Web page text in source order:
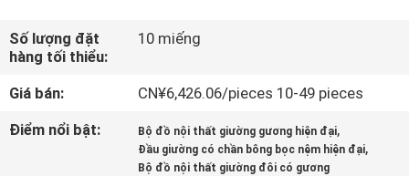
HƯỚNG
DẪN
VR
Số lượng đặt
hàng tối thiểu:
10 miếng
Giá bán:
CN¥6,426.06/pieces 10-49 pieces
Điểm nổi bật:
Bộ đồ nội thất giường gương hiện đại,
Đầu giường có chần bông bọc nệm hiện đại,
Bộ đồ nội thất giường đôi có gương